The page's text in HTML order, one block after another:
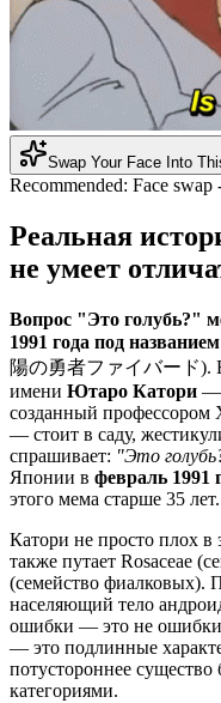
Swap Your Face Into
Recommended: Face swap
Реальная
не умеет
Вопрос "Это голубь?"
1991 года под названием
陽の勇者ファイバード).
имени Ютаро Катори —
созданный
— стоит в саду,
спрашивает: "Это
Японии в февраль 1991
этого мема старше 35 лет.
Катори не просто плох
также путает Rosaceae
(семейство фиалковых).
населяющий тело
ошибки — это не ошибки
— это подлинные
потустороннее
категориями.